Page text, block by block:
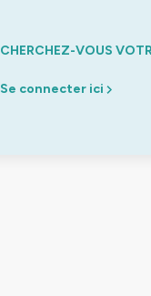
CHERCHEZ-VOUS
Se connecter ici